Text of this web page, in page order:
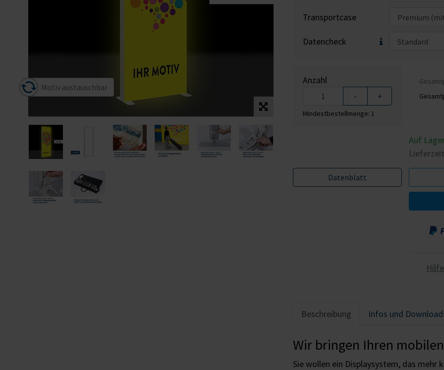
Motiv austauschbar
Transportcase
Datencheck
Anzahl
- +
Mindestbestellmenge: 1
Auf
Datenblatt
Beschreibung Infos und
Wir bringen Ihren
Sie wollen ein Displaysystem, das mehr